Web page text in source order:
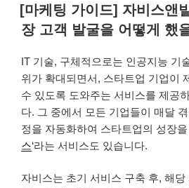
성
일
자
[마케팅 가이드] 자비스앤
장 고객 발굴을 어떻게 했
IT 기술, 구체적으로는 인공지능 기
위가 확대되면서, 스타트업 기업이
수 있도록 도와주는 서비스를 제공
다. 그 중에서 모든 기업들이 매달
정을 자동화하여 스타트업의 성장을
스‘라는 서비스도 있습니다.
자비스는 초기 서비스 구축 후, 해